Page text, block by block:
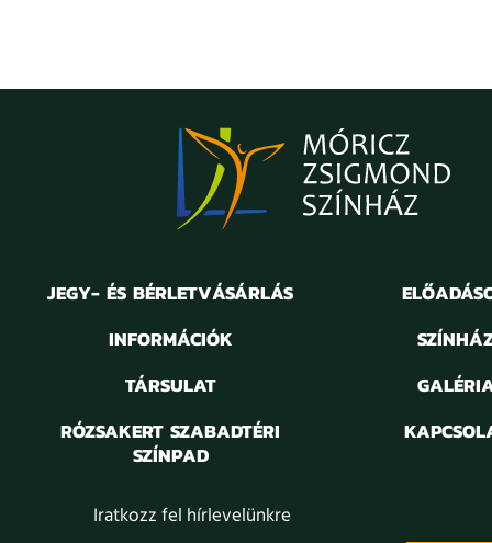
JEGY- ÉS BÉRLETVÁSÁRLÁS
INFORMÁCIÓK
TÁRSULAT
RÓZSAKERT SZABADTÉRI
SZÍNPAD
Iratkozz fel hírlevelünkre